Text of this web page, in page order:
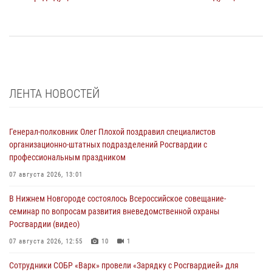
ЛЕНТА НОВОСТЕЙ
Генерал-полковник Олег Плохой поздравил специалистов
организационно-штатных подразделений Росгвардии с
профессиональным праздником
07 августа 2026, 13:01
В Нижнем Новгороде состоялось Всероссийское совещание-
семинар по вопросам развития вневедомственной охраны
Росгвардии (видео)
07 августа 2026, 12:55 10 1
Сотрудники СОБР «Варк» провели «Зарядку с Росгвардией» для